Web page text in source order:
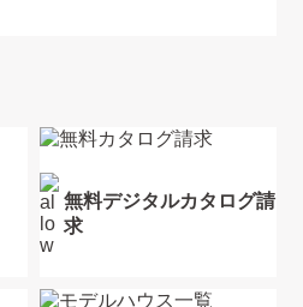
無料デジタルカタログ請
求